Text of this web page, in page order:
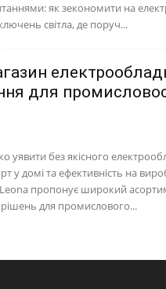
як зекономити на
світла, де поруч...
для
уявити без якісного
у домі та ефективність на
Leona пропонує широкий
для промислового...